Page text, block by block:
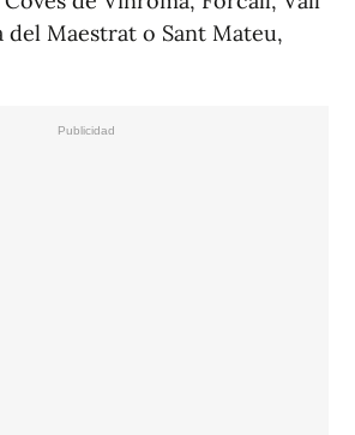
del Maestrat o Sant Mateu,